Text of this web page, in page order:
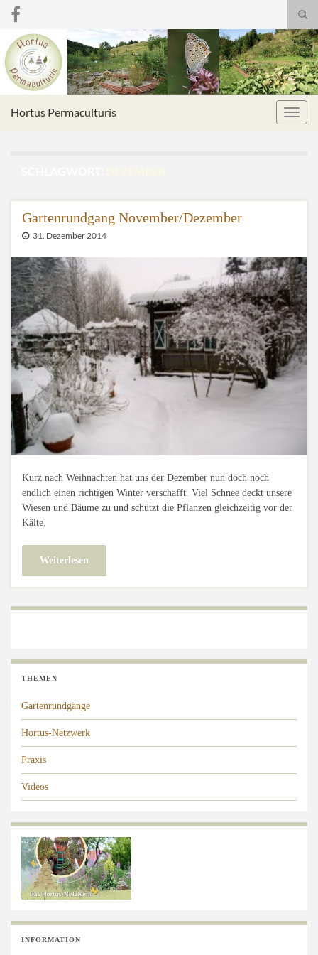
Search for:
Hortus Permaculturis
Gartenrundgang November/Dezember
31. Dezember 2014
Kurz nach Weihnachten hat uns der Dezember nun doch noch
endlich einen richtigen Winter verschafft. Viel Schnee deckt unsere
Wiesen und Bäume zu und schützt die Pflanzen gleichzeitig vor der
Kälte.
Weiterlesen
THEMEN
Gartenrundgänge
Hortus-Netzwerk
Praxis
Videos
INFORMATION